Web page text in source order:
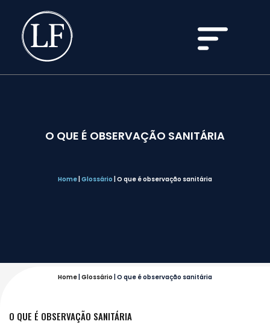
O QUE É OBSERVAÇÃO SANITÁRIA
Home Glossário O que é observação sanitária
Home Glossário O que é observação sanitária
O QUE É OBSERVAÇÃO SANITÁRIA